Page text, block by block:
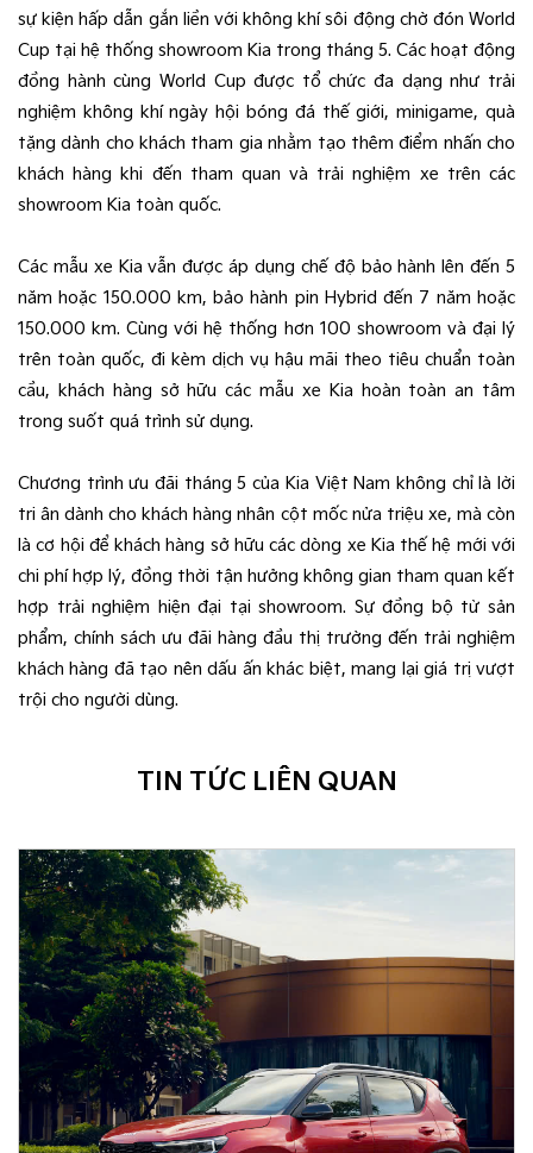
sự kiện hấp dẫn gắn liền với không khí sôi động chờ đón World
Cup tại hệ thống showroom Kia trong tháng 5. Các hoạt động
đồng hành cùng World Cup được tổ chức đa dạng như trải
nghiệm không khí ngày hội bóng đá thế giới, minigame, quà
tặng dành cho khách tham gia nhằm tạo thêm điểm nhấn cho
khách hàng khi đến tham quan và trải nghiệm xe trên các
showroom Kia toàn quốc.
Các mẫu xe Kia vẫn được áp dụng chế độ bảo hành lên đến 5
năm hoặc 150.000 km, bảo hành pin Hybrid đến 7 năm hoặc
150.000 km. Cùng với hệ thống hơn 100 showroom và đại lý
trên toàn quốc, đi kèm dịch vụ hậu mãi theo tiêu chuẩn toàn
cầu, khách hàng sở hữu các mẫu xe Kia hoàn toàn an tâm
trong suốt quá trình sử dụng.
Chương trình ưu đãi tháng 5 của Kia Việt Nam không chỉ là lời
tri ân dành cho khách hàng nhân cột mốc nửa triệu xe, mà còn
là cơ hội để khách hàng sở hữu các dòng xe Kia thế hệ mới với
chi phí hợp lý, đồng thời tận hưởng không gian tham quan kết
hợp trải nghiệm hiện đại tại showroom. Sự đồng bộ từ sản
phẩm, chính sách ưu đãi hàng đầu thị trường đến trải nghiệm
khách hàng đã tạo nên dấu ấn khác biệt, mang lại giá trị vượt
trội cho người dùng.
TIN TỨC LIÊN QUAN